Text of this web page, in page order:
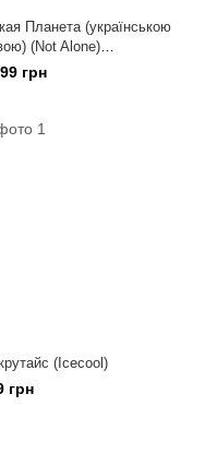
Планета (українською
(Not Alone)
коробка)
грн
(Icecool)
грн